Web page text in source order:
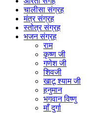
चालीसा संग्रह
मंत्र संग्रह
स्तोत्र संग्रह
भजन संग्रह
राम
कृष्ण जी
गणेश जी
शिवजी
खाटू श्याम जी
हनुमान
भगवान विष्णु
माँ दुर्गा